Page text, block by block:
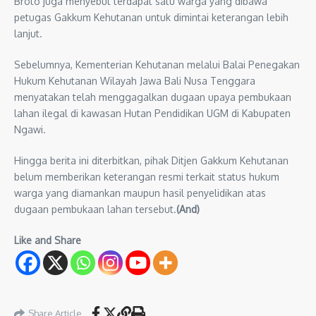
petugas Gakkum Kehutanan untuk dimintai keterangan lebih
lanjut.
Sebelumnya, Kementerian Kehutanan melalui Balai Penegakan
Hukum Kehutanan Wilayah Jawa Bali Nusa Tenggara
menyatakan telah menggagalkan dugaan upaya pembukaan
lahan ilegal di kawasan Hutan Pendidikan UGM di Kabupaten
Ngawi.
Hingga berita ini diterbitkan, pihak Ditjen Gakkum Kehutanan
belum memberikan keterangan resmi terkait status hukum
warga yang diamankan maupun hasil penyelidikan atas
dugaan pembukaan lahan tersebut.(And)
Like and Share
Share Article